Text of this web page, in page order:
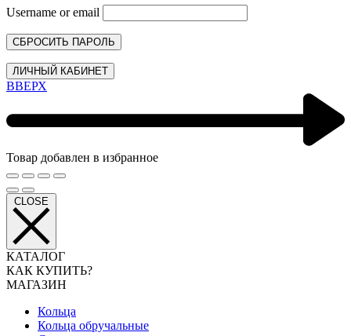
Username or email
СБРОСИТЬ ПАРОЛЬ
ЛИЧНЫЙ КАБИНЕТ
ВВЕРХ
Товар добавлен в избранное
CLOSE
КАТАЛОГ
КАК КУПИТЬ?
МАГАЗИН
Кольца
Кольца обручальные